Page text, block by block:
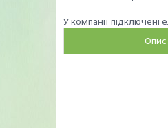
У компанії підключені
Опис